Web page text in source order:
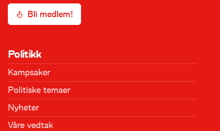
Bli medlem!
Politikk
Kampsaker
Politiske temaer
Nyheter
Våre vedtak